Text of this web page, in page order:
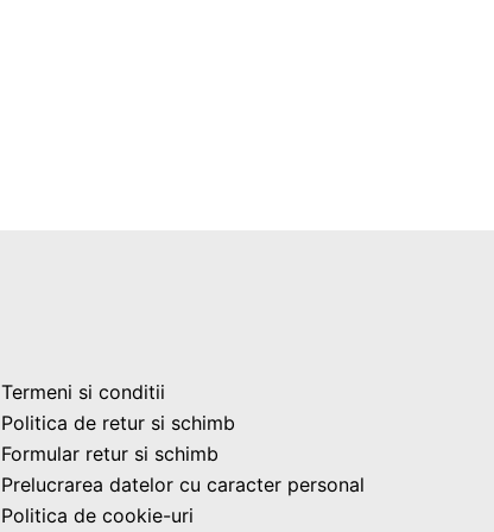
Termeni si conditii
Politica de retur si schimb
Formular retur si schimb
Prelucrarea datelor cu caracter personal
Politica de cookie-uri